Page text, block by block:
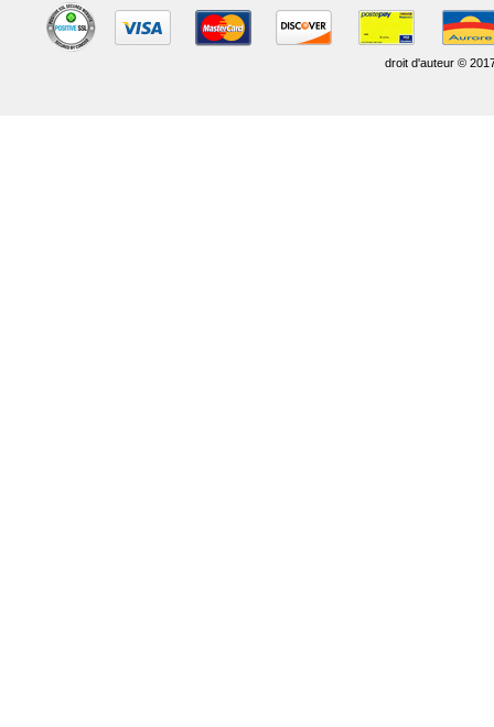
droit d'auteur ©